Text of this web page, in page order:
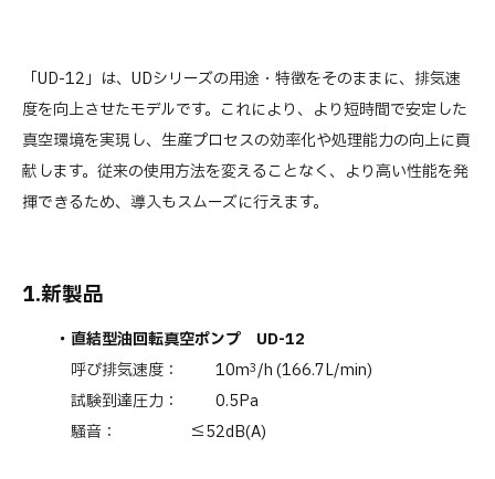
「UD-12」は、UDシリーズの用途・特徴をそのままに、排気速
度を向上させたモデルです。これにより、より短時間で安定した
真空環境を実現し、生産プロセスの効率化や処理能力の向上に貢
献します。従来の使用方法を変えることなく、より高い性能を発
揮できるため、導入もスムーズに行えます。
1.新製品
・直結型油回転真空ポンプ UD-12
呼び排気速度： 10m3/h (166.7L/min)
試験到達圧力： 0.5Pa
騒音： ≦52dB(A)